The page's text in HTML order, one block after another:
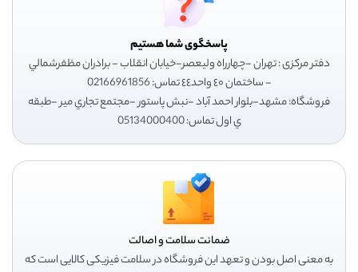
پاسخگوی شما هستیم
دفتر مرکزی : تهران -چهارراه وليعصر-خيابان انقلاب - برادران مظفرشمالي
- ساختمان ٤٠ واحد٤٤ تماس: 02166961856
فروشگاه: مشهد-بلوار احمد آباد -نبش پاستور -مجتمع تجاري مير -طبقه
ي اول تماس: 05134000400
ضمانت سلامت و اصالت
به معنی اصل بودن و تعهد این فروشگاه در سلامت فیزیکی کالایی است که